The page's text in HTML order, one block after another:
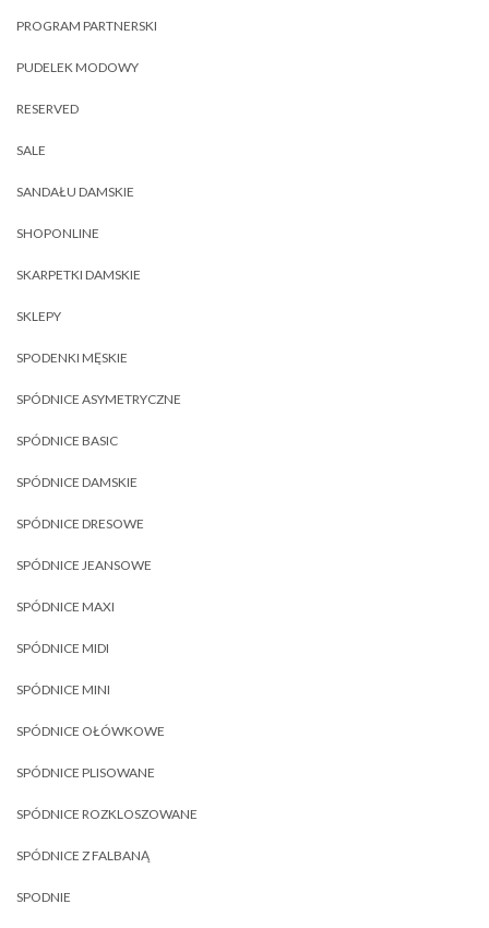
PROGRAM PARTNERSKI
PUDELEK MODOWY
RESERVED
SALE
SANDAŁU DAMSKIE
SHOPONLINE
SKARPETKI DAMSKIE
SKLEPY
SPODENKI MĘSKIE
SPÓDNICE ASYMETRYCZNE
SPÓDNICE BASIC
SPÓDNICE DAMSKIE
SPÓDNICE DRESOWE
SPÓDNICE JEANSOWE
SPÓDNICE MAXI
SPÓDNICE MIDI
SPÓDNICE MINI
SPÓDNICE OŁÓWKOWE
SPÓDNICE PLISOWANE
SPÓDNICE ROZKLOSZOWANE
SPÓDNICE Z FALBANĄ
SPODNIE